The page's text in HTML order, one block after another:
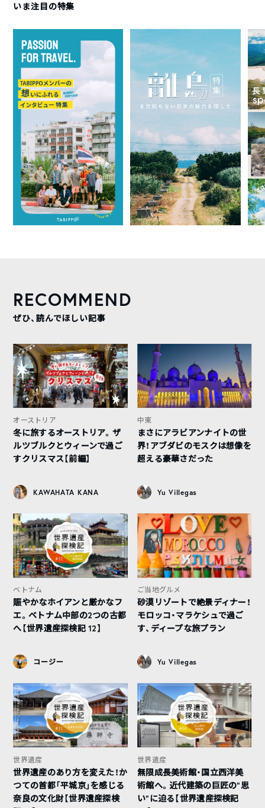
いま注目の特集
RECOMMEND
ぜひ、読んでほしい記事
オーストリア
冬に旅するオーストリア。ザ
ルツブルクとウィーンで過ご
すクリスマス【前編】
KAWAHATA KANA
中東
まさにアラビアンナイトの世
界！アブダビのモスクは想像を
超える豪華さだった
Yu Villegas
ベトナム
賑やかなホイアンと厳かなフ
エ。ベトナム中部の2つの古都
へ【世界遺産探検記 12】
コージー
ご当地グルメ
砂漠リゾートで絶景ディナー！
モロッコ・マラケシュで過ご
す、ディープな旅プラン
Yu Villegas
世界遺産
世界遺産のあり方を変えた！か
つての首都「平城京」を感じる
奈良の文化財【世界遺産探検
世界遺産
無限成長美術館・国立西洋美
術館へ。近代建築の巨匠の”思
い”に迫る【世界遺産探検記